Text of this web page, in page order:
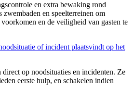
en extra bewaking rond
en speelterreinen om
en de veiligheid van gasten te
of incident plaatsvindt op het
direct op noodsituaties en incidenten. Ze
eerste hulp, en schakelen indien